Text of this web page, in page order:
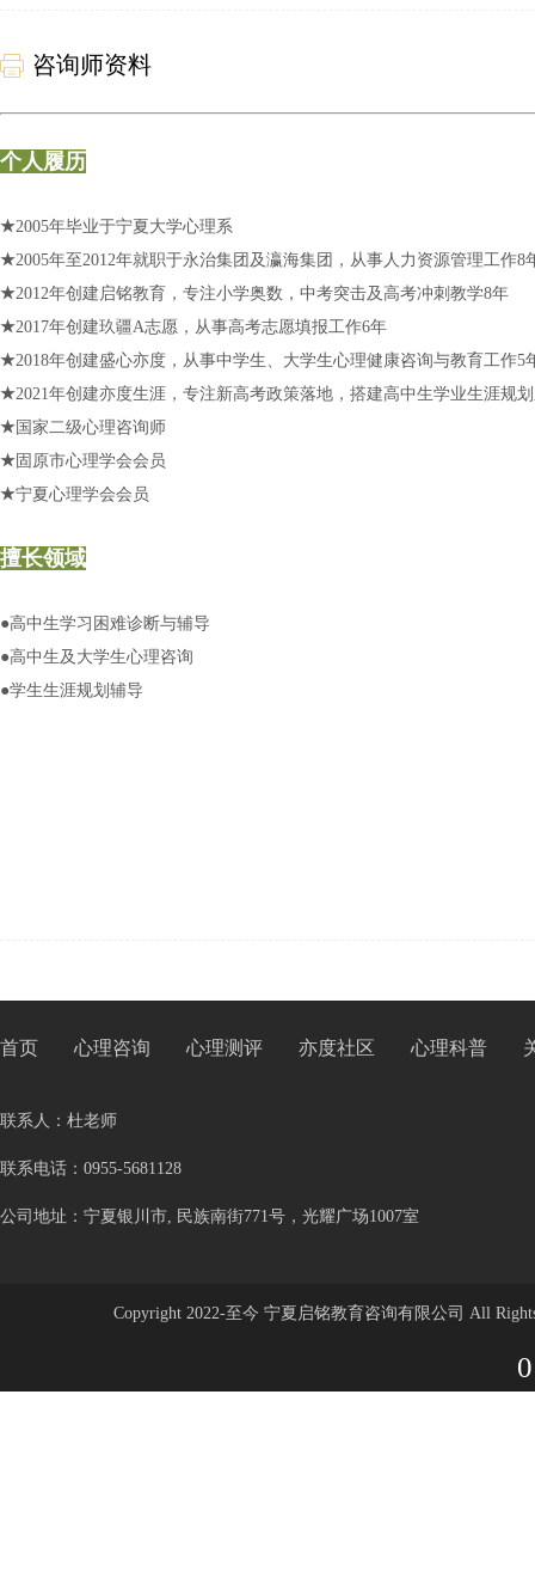
咨询师资料
个人履历
★2005年毕业于宁夏大学心理系
★2005年至2012年就职于永治集团及瀛海集团，从事人力资源管理工作8
★2012年创建启铭教育，专注小学奥数，中考突击及高考冲刺教学8年
★2017年创建玖疆A志愿，从事高考志愿填报工作6年
★2018年创建盛心亦度，从事中学生、大学生心理健康咨询与教育工作5
★2021年创建亦度生涯，专注新高考政策落地，搭建高中生学业生涯规
★ 国家二级心理咨询师
★固原市心理学会会员
★宁夏心理学会会员
擅长领域
●高中生学习困难诊断与辅导
●高中生及大学生心理咨询
●学生生涯规划辅导
首页 心理咨询 心理测评 亦度社区 心理科普
联系人：杜老师
联系电话：0955-5681128
公司地址：宁夏银川市, 民族南街771号，光耀广场1007室
Copyright 2022-至今 宁夏启铭教育咨询有限公司 All